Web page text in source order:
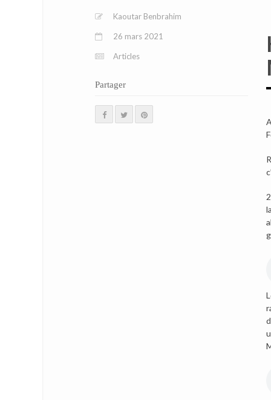
Kaoutar Benbrahim
26 mars 2021
Articles
Partager